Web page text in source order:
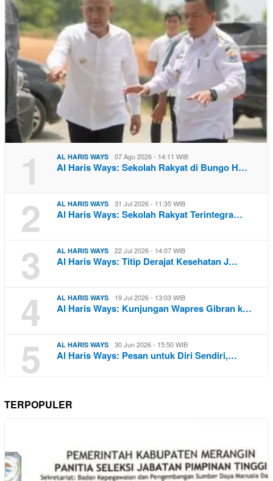
1 AL HARIS WAYS 07 Agu 2026 - 14:11 WIB
Al Haris Ways: Sekolah Rakyat di Bungo H…
2 AL HARIS WAYS 31 Jul 2026 - 11:35 WIB
Al Haris Ways: Sekolah Rakyat Terintegra…
3 AL HARIS WAYS 22 Jul 2026 - 14:07 WIB
Al Haris Ways: Titip Derajat Kesehatan J…
4 AL HARIS WAYS 19 Jul 2026 - 13:03 WIB
Al Haris Ways: Kunjungan Wapres Gibran k…
5 AL HARIS WAYS 30 Jun 2026 - 15:50 WIB
Al Haris Ways: Pesan untuk Diri Sendiri,…
TERPOPULER